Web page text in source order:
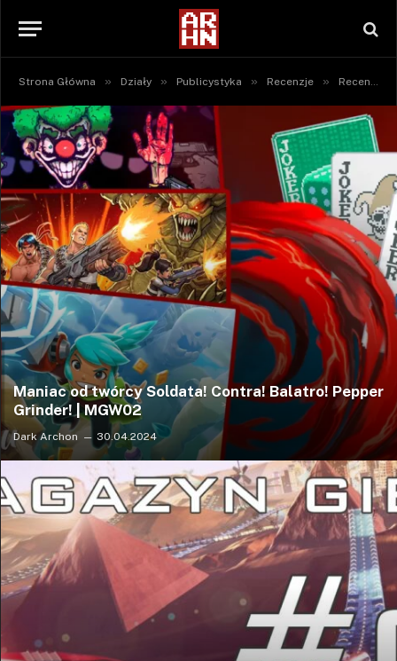
Strona Główna » Działy » Publicystyka » Recenzje » Recenzje gier
Maniac od twórcy Soldata! Contra! Balatro! Pepper
Grinder! | MGW02
Dark Archon 30.04.2024